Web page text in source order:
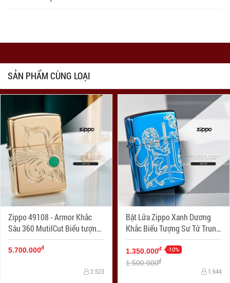
SẢN PHẨM CÙNG LOẠI
Zippo 49108 - Armor Khắc
Sâu 360 MutilCut Biểu tượng
Fleu-De-Lis
5.700.000đ
2.523
Bật Lửa Zippo Xanh Dương
Khắc Biểu Tượng Sư Tử Trung
Cổ
1.350.000đ -10%
1.500.000đ
1.644